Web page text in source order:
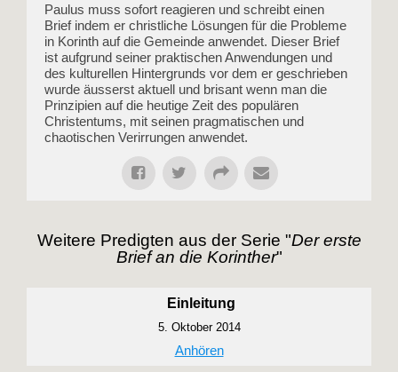
Paulus muss sofort reagieren und schreibt einen
Brief indem er christliche Lösungen für die Probleme
in Korinth auf die Gemeinde anwendet. Dieser Brief
ist aufgrund seiner praktischen Anwendungen und
des kulturellen Hintergrunds vor dem er geschrieben
wurde äusserst aktuell und brisant wenn man die
Prinzipien auf die heutige Zeit des populären
Christentums, mit seinen pragmatischen und
chaotischen Verirrungen anwendet.
Weitere Predigten aus der Serie "Der erste
Brief an die Korinther"
Einleitung
5. Oktober 2014
Anhören